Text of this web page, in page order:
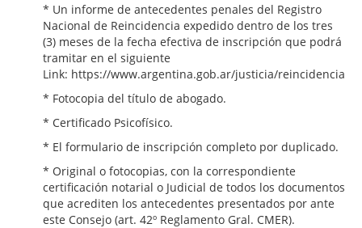
* Un informe de antecedentes penales del Registro
Nacional de Reincidencia expedido dentro de los tres
(3) meses de la fecha efectiva de inscripción que podrá
tramitar en el siguiente
Link: https://www.argentina.gob.ar/justicia/reincidencia
* Fotocopia del título de abogado.
* Certificado Psicofísico.
* El formulario de inscripción completo por duplicado.
* Original o fotocopias, con la correspondiente
certificación notarial o Judicial de todos los documentos
que acrediten los antecedentes presentados por ante
este Consejo (art. 42º Reglamento Gral. CMER).